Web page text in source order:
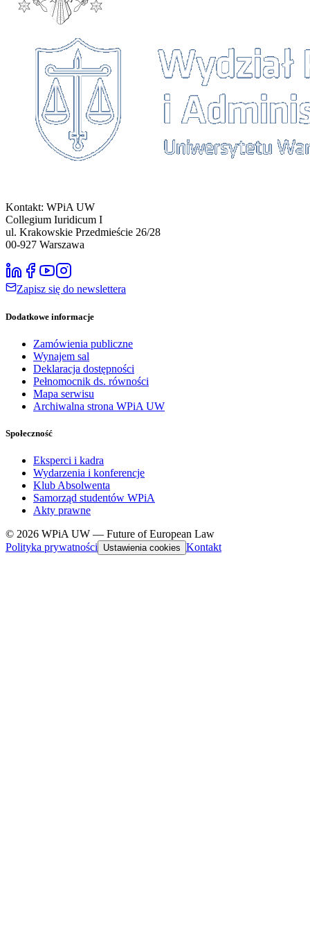
Kontakt: WPiA UW
Collegium Iuridicum I
ul. Krakowskie Przedmieście 26/28
00-927 Warszawa
Zapisz się do newslettera
Dodatkowe informacje
Zamówienia publiczne
Wynajem sal
Deklaracja dostępności
Pełnomocnik ds. równości
Mapa serwisu
Archiwalna strona WPiA UW
Społeczność
Eksperci i kadra
Wydarzenia i konferencje
Klub Absolwenta
Samorząd studentów WPiA
Akty prawne
© 2026 WPiA UW — Future of European Law
Polityka prywatności
Ustawienia cookies Kontakt